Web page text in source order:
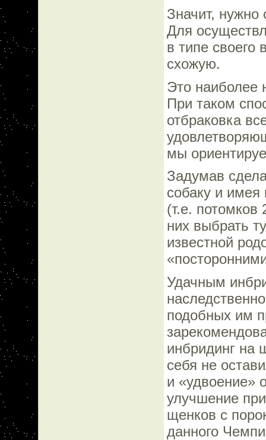
Значит, нужно
Для
в типе своего
схожую.
Это наиболее
При таком
отбраковка
мы
Задумав
собаку и имея
(т.е.
них выбрать
известной
Удачным
подобных им
инбридинг на
себя не
и «удвоение»
улучшение
щенков с
данного